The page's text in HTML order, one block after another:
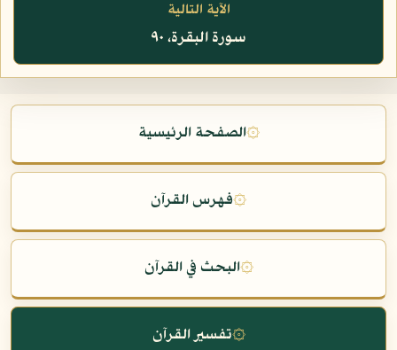
الآية التالية
سورة البقرة، ٩٠
۞الصفحة الرئيسية
۞فهرس القرآن
۞البحث في القرآن
۞تفسير القرآن